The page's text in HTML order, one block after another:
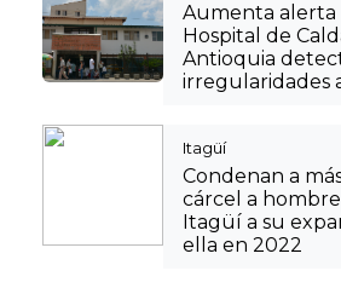
Aumenta alerta
Hospital de
Antioquia
irregularidades
Itagüí
Condenan a
cárcel a
Itagüí a su
ella en 2022